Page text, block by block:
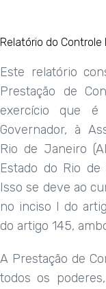
Relatório do
Este relatório
Prestação de
exercício que é
Governador, à
Rio de Janeiro
Estado do Rio de
Isso se deve ao
no inciso I do
do artigo 145,
A Prestação de
todos os